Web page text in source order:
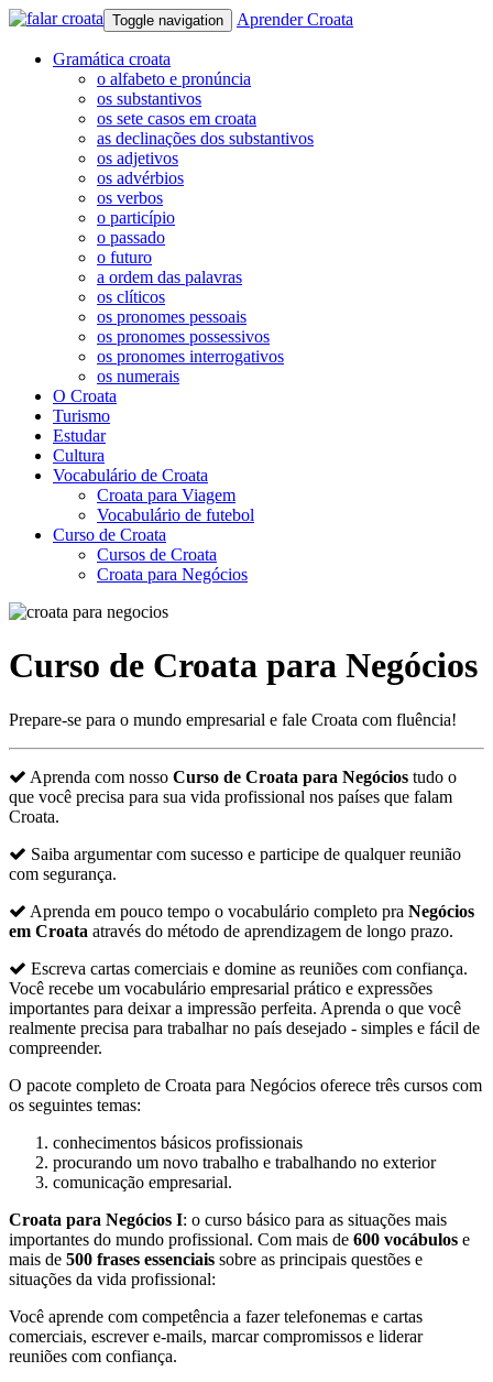
Toggle navigation Aprender Croata
Gramática croata
o alfabeto e pronúncia
os substantivos
os sete casos em croata
as declinações dos substantivos
os adjetivos
os advérbios
os verbos
o particípio
o passado
o futuro
a ordem das palavras
os clíticos
os pronomes pessoais
os pronomes possessivos
os pronomes interrogativos
os numerais
O Croata
Turismo
Estudar
Cultura
Vocabulário de Croata
Croata para Viagem
Vocabulário de futebol
Curso de Croata
Cursos de Croata
Croata para Negócios
Curso de Croata para Negócios
Prepare-se para o mundo empresarial e fale Croata com fluência!
Aprenda com nosso Curso de Croata para Negócios tudo o
que você precisa para sua vida profissional nos países que falam
Croata.
Saiba argumentar com sucesso e participe de qualquer reunião
com segurança.
Aprenda em pouco tempo o vocabulário completo pra Negócios
em Croata através do método de aprendizagem de longo prazo.
Escreva cartas comerciais e domine as reuniões com confiança.
Você recebe um vocabulário empresarial prático e expressões
importantes para deixar a impressão perfeita. Aprenda o que você
realmente precisa para trabalhar no país desejado - simples e fácil de
compreender.
O pacote completo de Croata para Negócios oferece três cursos com
os seguintes temas:
conhecimentos básicos profissionais
procurando um novo trabalho e trabalhando no exterior
comunicação empresarial.
Croata para Negócios I: o curso básico para as situações mais
importantes do mundo profissional. Com mais de 600 vocábulos e
mais de 500 frases essenciais sobre as principais questões e
situações da vida profissional:
Você aprende com competência a fazer telefonemas e cartas
comerciais, escrever e-mails, marcar compromissos e liderar
reuniões com confiança.